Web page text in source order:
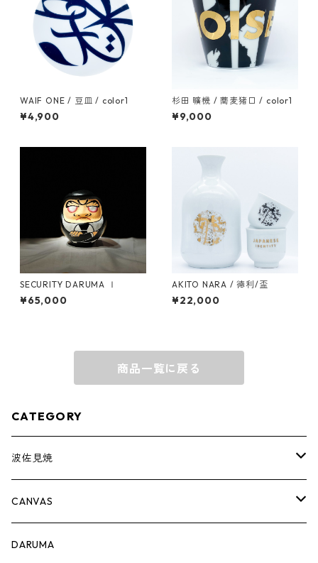
WAIF ONE / 豆皿 / color1
¥4,900
杉田 曠機 / 蕎麦猪口 / color1
¥9,000
SECURITY DARUMA Ⅰ
¥65,000
AKITO NARA / 徳利/盃
¥22,000
商品一覧に戻る
CATEGORY
波佐見焼
complete set
豆皿
CANVAS
PRINT
DARUMA